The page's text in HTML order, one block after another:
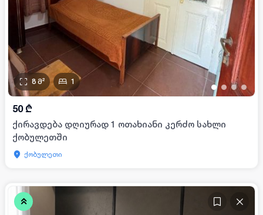
• • ••
8 მ² 1
50 ₾
ქირავდება დღიურად 1 ოთახიანი კერძო სახლი
ქობულეთში
ქობულეთი